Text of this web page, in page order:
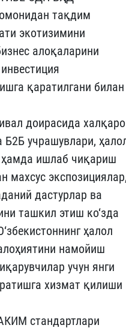
тақдим
экотизимини
алоқаларини
қаратилгани билан
доирасида халқаро
Б2Б учрашувлари,
ҳамда ишлаб чиқариш
махсус
дастурлар ва
ташкил этиш ко‘зда
ҳалол
намойиш
учун янги
хизмат қилиши
стандартлари